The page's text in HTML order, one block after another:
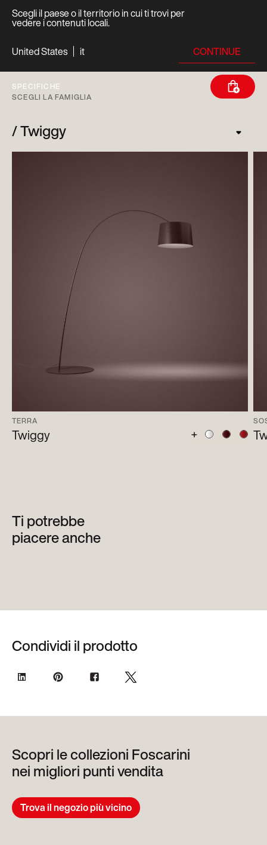
Scegli il paese o il territorio in cui ti trovi per
vedere i contenuti locali.
United States
it CONTINUE
SPECIFICHE
SCEGLI LA FAMIGLIA
Twiggy
TERRA
Twiggy
Ti potrebbe
piacere anche
Condividi il prodotto
Scopri le collezioni Foscarini
nei migliori punti vendita
Trova il negozio più vicino